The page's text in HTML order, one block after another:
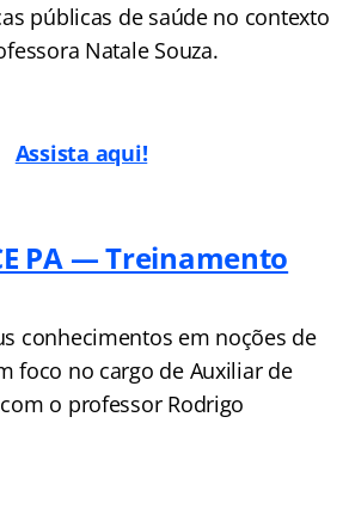
públicas de saúde no contexto
Natale Souza.
Assista aqui!
PA — Treinamento
conhecimentos em noções de
foco no cargo de Auxiliar de
o professor Rodrigo